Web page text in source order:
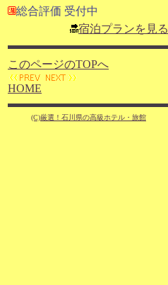
総合評価 受付中
宿泊プランを見る
このページのTOPへ
HOME
(C)厳選！石川県の高級ホテル・旅館